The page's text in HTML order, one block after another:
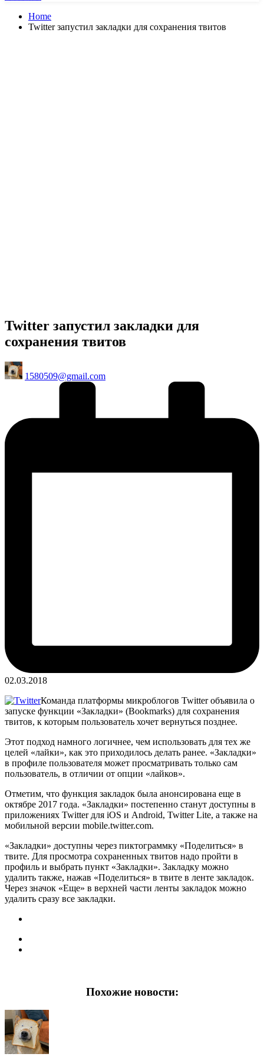
Home
Twitter запустил закладки для сохранения твитов
Twitter запустил закладки для
сохранения твитов
Posted
by
1580509@gmail.com
02.03.2018
Команда платформы микроблогов Twitter объявила о
запуске функции «Закладки» (Bookmarks) для сохранения
твитов, к которым пользователь хочет вернуться позднее.
Этот подход намного логичнее, чем использовать для тех же
целей «лайки», как это приходилось делать ранее. «Закладки»
в профиле пользователя может просматривать только сам
пользователь, в отличии от опции «лайков».
Отметим, что функция закладок была анонсирована еще в
октябре 2017 года. «Закладки» постепенно станут доступны в
приложениях Twitter для iOS и Android, Twitter Lite, а также на
мобильной версии mobile.twitter.com.
«Закладки» доступны через пиктограммку «Поделиться» в
твите. Для просмотра сохраненных твитов надо пройти в
профиль и выбрать пункт «Закладки». Закладку можно
удалить также, нажав «Поделиться» в твите в ленте закладок.
Через значок «Еще» в верхней части ленты закладок можно
удалить сразу все закладки.
Похожие новости: